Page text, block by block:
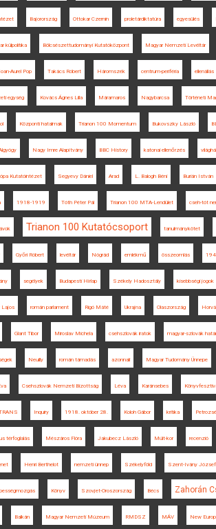
Bajorország Ottokar Czernin proletárdiktatúra egyesülés
külpolitika Bölcsészettudományi Kutatóközpont Magyar Nemzeti Levéltár
Ioan-Aurel Pop Takács Róbert Háromszék centrum-periféria ellenállás
egység Kovács Ágnes Lilla Máramaros Nagybarcsa Történeti
Központi hatalmak Trianon 100 Momentum Bukovszky László
Nagy Imre Alapítvány BBC History katonai ellenőrzés
Kutatóintézet Segyevy Dániel Arad L. Balogh Béni Burián István
1918-1919 Tóth Péter Pál Trianon 100 MTA-Lendület cseh-tót
Trianon 100 Kutatócsoport tanulmánykötet
Győri Róbert levéltár Nógrád emlékmű összeomlás
segélyek Budapesti Hírlap Székely Hadosztály kisebbségi jogok
Lajos román parlament Rigó Máté Ukrajna Olaszország
Glant Tibor Miroslav Michela csehszlovák iratok magyar-szlovák határ
Neuilly román támadás azonnali Magyar Tudomány Ünnepe
Csehszlovák Nemzeti Bizottság Léva Karánsebes
Inquiry 1918. október 28. Koloh Gábor kritika
térfoglalás Mészáros Flóra Jakubecz László Múlt-kor recenzió
Henri Berthelot nemzeti ünnep Székelyföld Szent-Ivány József
Könyv Szovjet-Oroszország Bécs Zahorán
Balkán Magyar Nemzeti Múzeum RMDSZ MÁV New